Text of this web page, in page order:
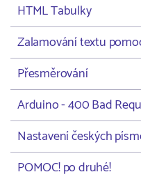
HTML Tabulky
Zalamování textu
Přesměrování
Arduino - 400 Bad
Nastavení českých
POMOC! po druhé!